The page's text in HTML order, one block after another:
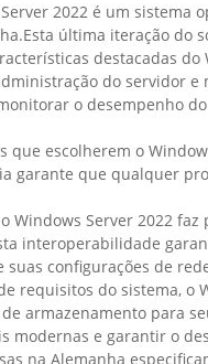
2022 é um sistema
última iteração do
destacadas
do servidor e
o desempenho
que escolherem o
garante que qualquer
Windows Server 2022
interoperabilidade
suas configurações de
requisitos do sistema, o
armazenamento para
modernas e garantir o
na Alemanha